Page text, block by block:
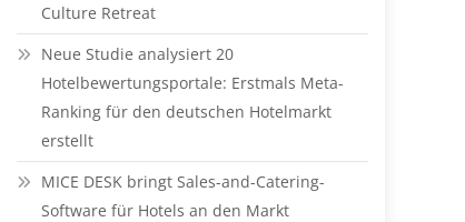
Culture Retreat
Neue Studie analysiert 20
Hotelbewertungsportale: Erstmals Meta-
Ranking für den deutschen Hotelmarkt
erstellt
MICE DESK bringt Sales-and-Catering-
Software für Hotels an den Markt